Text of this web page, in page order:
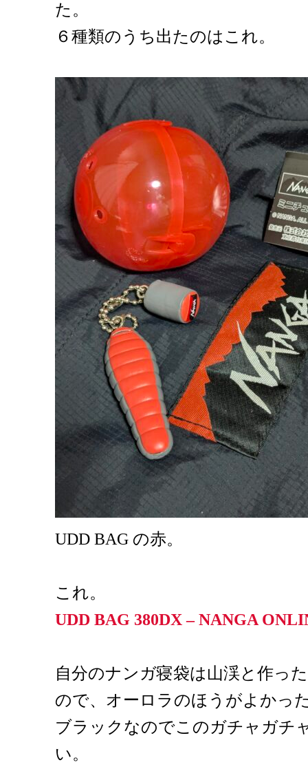
た。
６種類のうち出たのはこれ。
UDD BAG の赤。
これ。
UDD BAG 380DX – NANGA
自分のナンガ寝袋は山渓と作っ
ので、オーロラのほうがよかっ
ブラックなのでこのガチャガチ
い。